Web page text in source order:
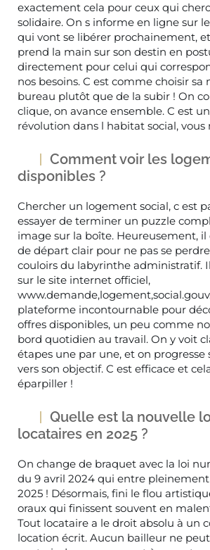
exactement cela pour ceux qui
solidaire. On s informe en ligne sur
qui vont se libérer prochainement,
prend la main sur son destin en
directement pour celui qui
nos besoins. C est comme choisir sa
bureau plutôt que de la subir ! On
clique, on avance ensemble. C est
révolution dans l habitat social, vous
Comment voir les
disponibles ?
Chercher un logement social, c est
essayer de terminer un puzzle
image sur la boîte. Heureusement,
de départ clair pour ne pas se
couloirs du labyrinthe administratif.
sur le site internet officiel,
plateforme incontournable pour
offres disponibles, un peu comme
bord quotidien au travail. On y voit
étapes une par une, et on
vers son objectif. C est efficace et
éparpiller !
Quelle est la nouvelle
locataires en 2025 ?
On change de braquet avec la loi
du 9 avril 2024 qui entre
2025 ! Désormais, fini le flou
oraux qui finissent souvent en
Tout locataire a le droit absolu à un
location écrit. Aucun bailleur ne